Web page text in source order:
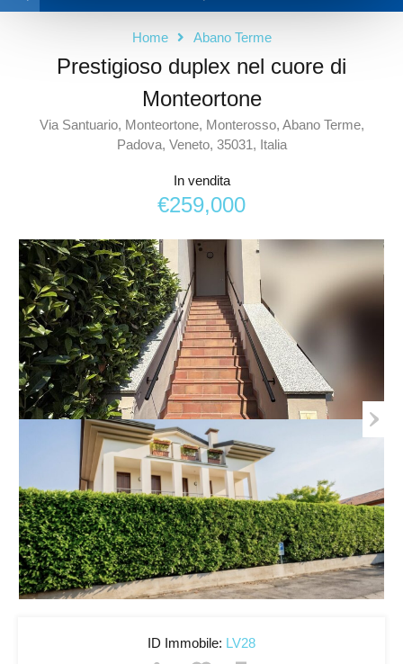
Home Abano Terme
Prestigioso duplex nel cuore di
Monteortone
Via Santuario, Monteortone, Monterosso, Abano Terme,
Padova, Veneto, 35031, Italia
In vendita
€259,000
ID Immobile: LV28